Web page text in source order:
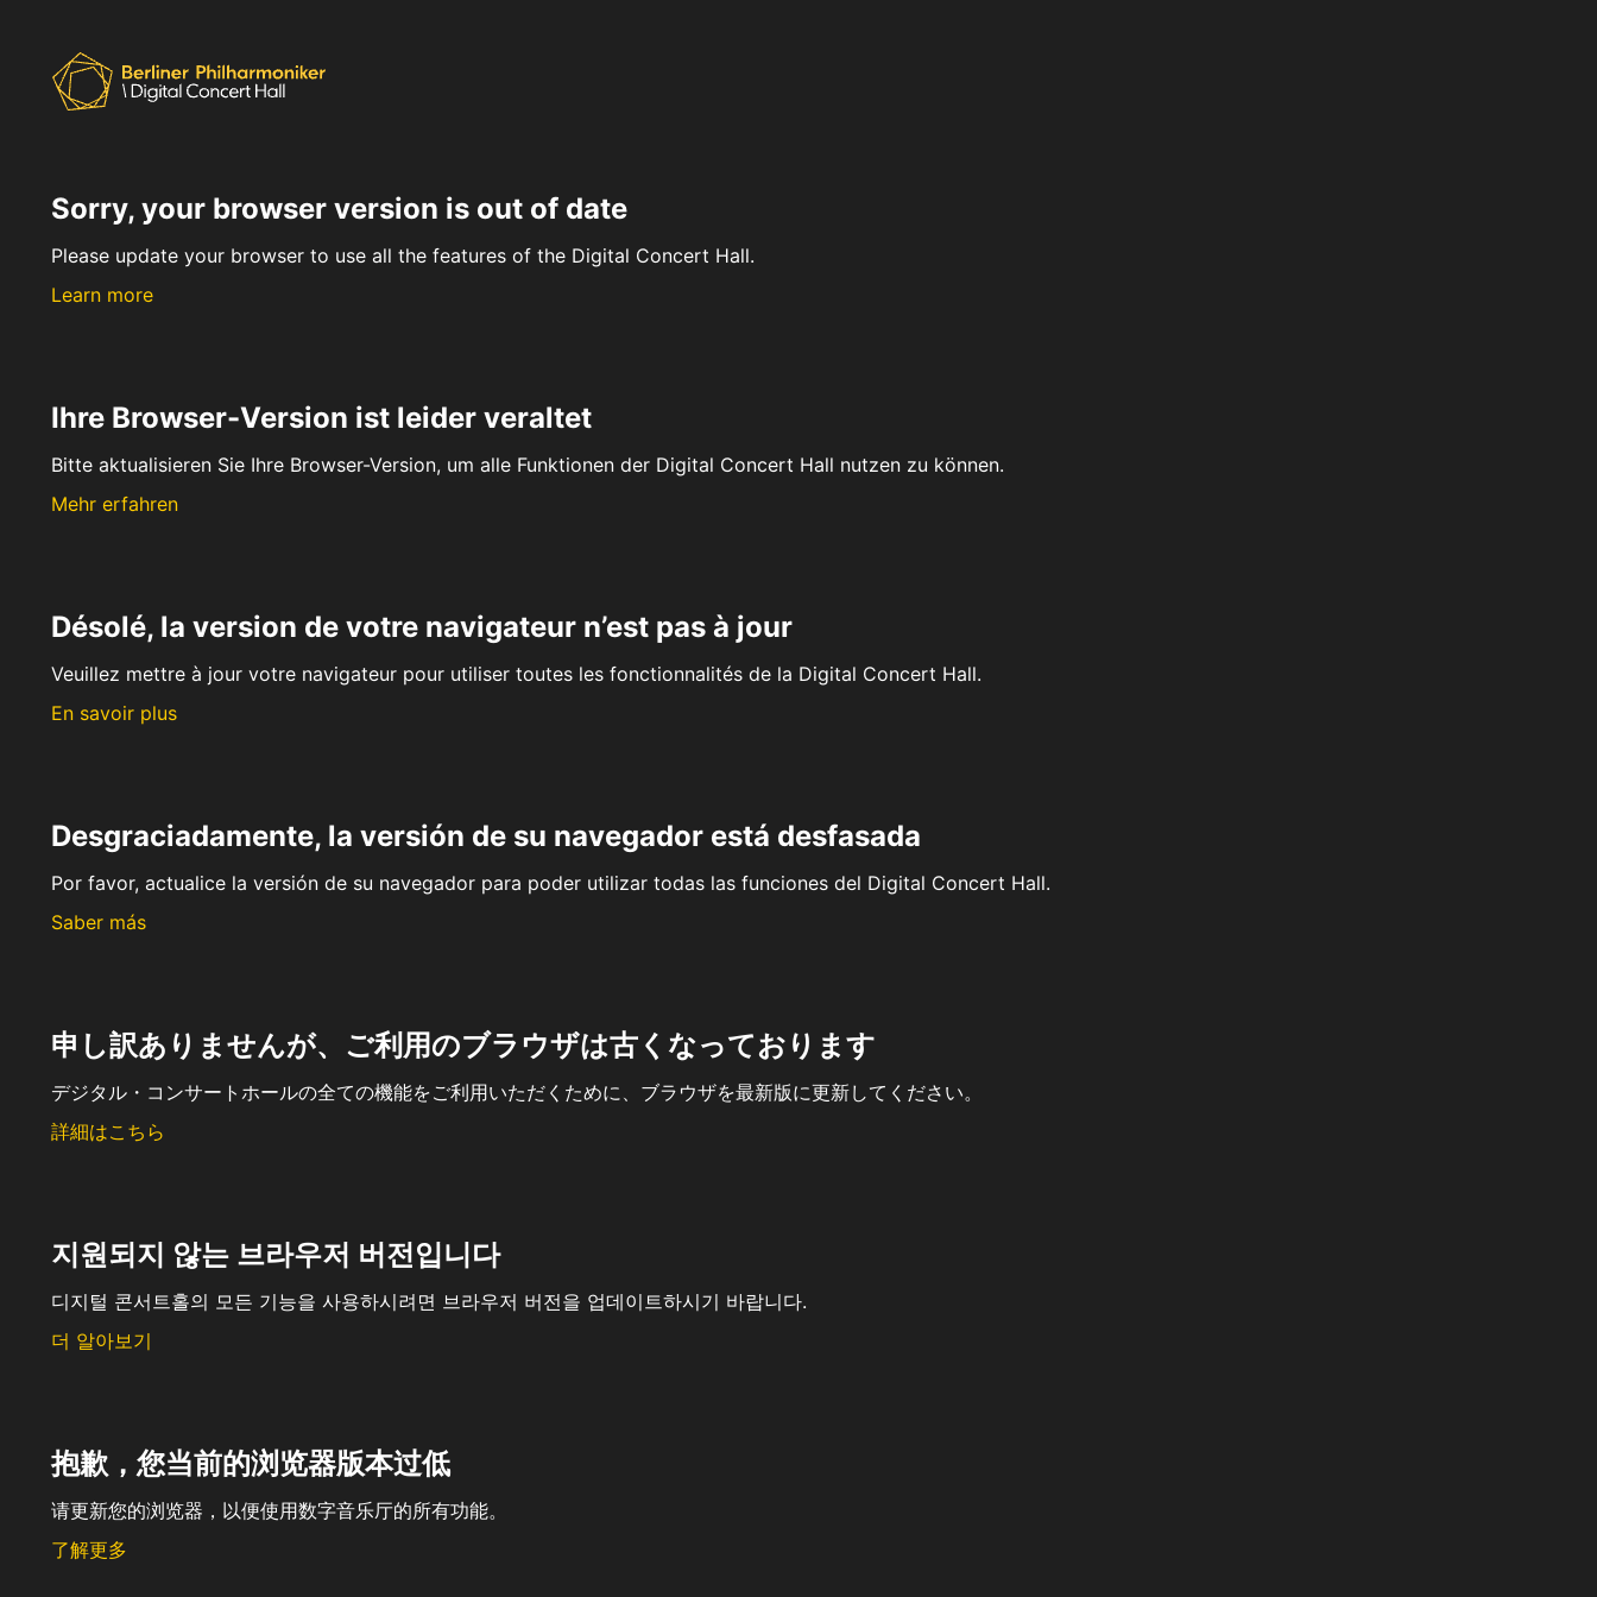
Sorry, your browser version is out of date
Please update your browser to use all the features of the Digital Concert Hall.
Learn more
Ihre Browser-Version ist leider veraltet
Bitte aktualisieren Sie Ihre Browser-Version, um alle Funktionen der Digital Concert Hall nutzen zu können.
Mehr erfahren
Désolé, la version de votre navigateur n’est pas à jour
Veuillez mettre à jour votre navigateur pour utiliser toutes les fonctionnalités de la Digital Concert Hall.
En savoir plus
Desgraciadamente, la versión de su navegador está desfasada
Por favor, actualice la versión de su navegador para poder utilizar todas las funciones del Digital Concert Hall.
Saber más
申し訳ありませんが、ご利用のブラウザは古くなっております
デジタル・コンサートホールの全ての機能をご利用いただくために、ブラウザを最新版に更新してください。
詳細はこちら
지원되지 않는 브라우저 버전입니다
디지털 콘서트홀의 모든 기능을 사용하시려면 브라우저 버전을 업데이트하시기 바랍니다.
더 알아보기
抱歉，您当前的浏览器版本过低
请更新您的浏览器，以便使用数字音乐厅的所有功能。
了解更多